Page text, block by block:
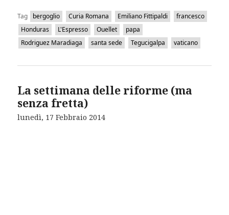
Tag bergoglio Curia Romana Emiliano Fittipaldi
francesco
Honduras
L'Espresso Ouellet
papa
Rodriguez Maradiaga
santa sede Tegucigalpa vaticano
La settimana delle riforme (ma
senza fretta)
lunedì, 17 Febbraio 2014